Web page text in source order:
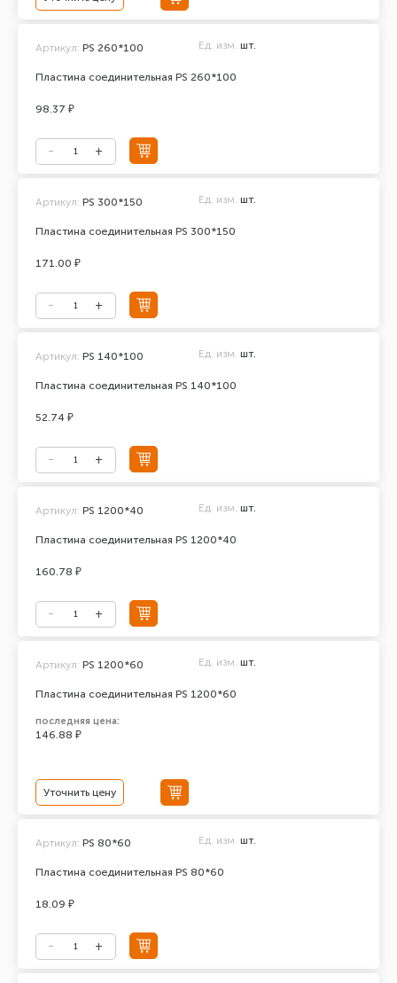
Пластина соединительная PS 260*100
Артикул: PS 260*100 Ед. изм. шт.
98.37 ₽
Пластина соединительная PS 300*150
Артикул: PS 300*150 Ед. изм. шт.
171.00 ₽
Пластина соединительная PS 140*100
Артикул: PS 140*100 Ед. изм. шт.
52.74 ₽
Пластина соединительная PS 1200*40
Артикул: PS 1200*40 Ед. изм. шт.
160.78 ₽
Пластина соединительная PS 1200*60
Артикул: PS 1200*60 Ед. изм. шт.
последняя цена:
146.88 ₽
Уточнить цену
Пластина соединительная PS 80*60
Артикул: PS 80*60 Ед. изм. шт.
18.09 ₽